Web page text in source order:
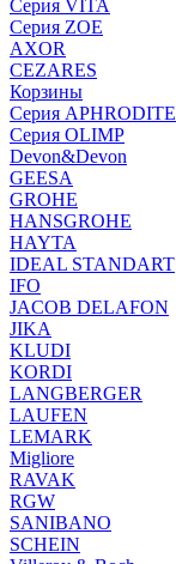
Серия VITA
Серия ZOE
AXOR
CEZARES
Корзины
Серия APHRODITE
Серия OLIMP
Devon&Devon
GEESA
GROHE
HANSGROHE
HAYTA
IDEAL STANDART
IFO
JACOB DELAFON
JIKA
KLUDI
KORDI
LANGBERGER
LAUFEN
LEMARK
Migliore
RAVAK
RGW
SANIBANO
SCHEIN